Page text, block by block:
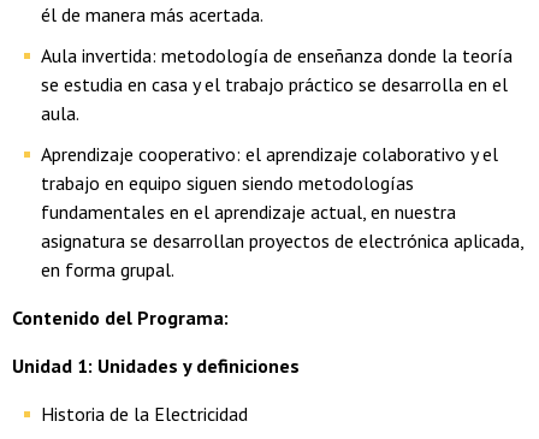
él de manera más acertada.
Aula invertida: metodología de enseñanza donde la teoría
se estudia en casa y el trabajo práctico se desarrolla en el
aula.
Aprendizaje cooperativo: el aprendizaje colaborativo y el
trabajo en equipo siguen siendo metodologías
fundamentales en el aprendizaje actual, en nuestra
asignatura se desarrollan proyectos de electrónica aplicada,
en forma grupal.
Contenido del Programa:
Unidad 1: Unidades y definiciones
Historia de la Electricidad